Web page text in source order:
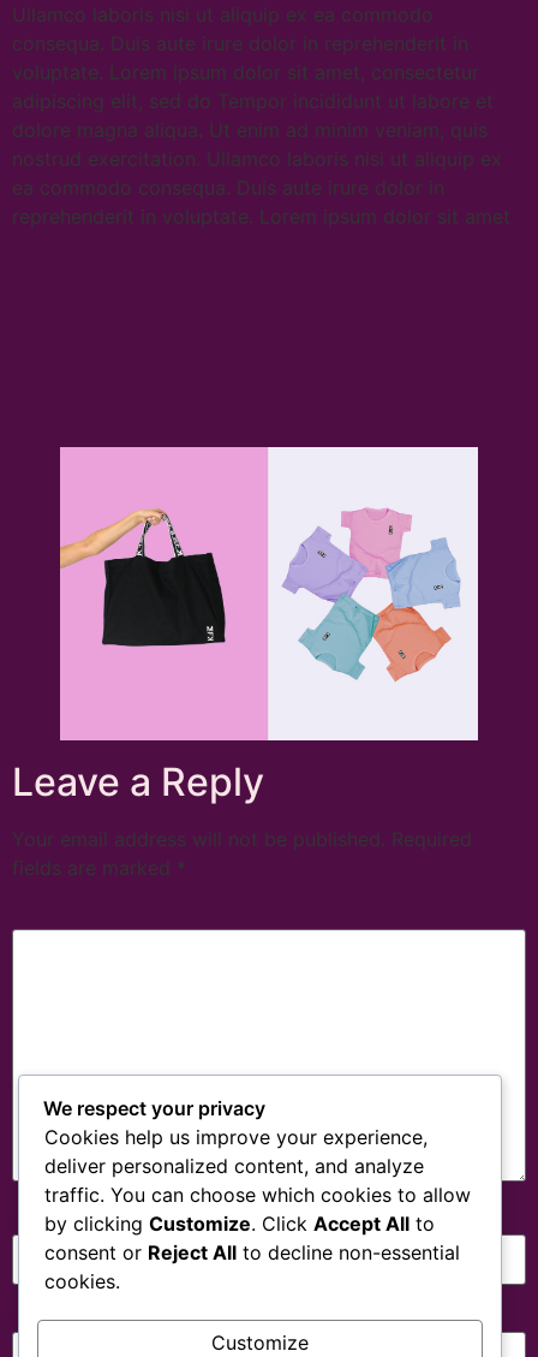
Ullamco laboris nisi ut aliquip ex ea commodo
consequa. Duis aute irure dolor in reprehenderit in
voluptate. Lorem ipsum dolor sit amet, consectetur
adipiscing elit, sed do Tempor incididunt ut labore et
dolore magna aliqua. Ut enim ad minim veniam, quis
nostrud exercitation. Ullamco laboris nisi ut aliquip ex
ea commodo consequa. Duis aute irure dolor in
reprehenderit in voluptate. Lorem ipsum dolor sit amet
Leave a Reply
Your email address will not be published. Required
fields are marked *
Name *
Email*
We respect your privacy
Cookies help us improve your experience,
deliver personalized content, and analyze
traffic. You can choose which cookies to allow
by clicking Customize. Click Accept All to
consent or Reject All to decline non-essential
cookies.
Customize